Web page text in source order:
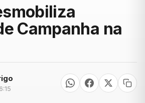
Campanha na